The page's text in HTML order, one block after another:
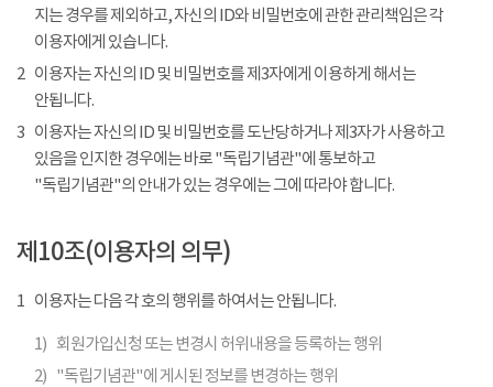
지는 경우를 제외하고, 자신의 ID와 비밀번호에 관한 관리책임은 각
이용자에게 있습니다.
2 이용자는 자신의 ID 및 비밀번호를 제3자에게 이용하게 해서는
안됩니다.
3 이용자는 자신의 ID 및 비밀번호를 도난당하거나 제3자가 사용하고
있음을 인지한 경우에는 바로 "독립기념관"에 통보하고
"독립기념관"의 안내가 있는 경우에는 그에 따라야 합니다.
제10조(이용자의 의무)
1 이용자는 다음 각 호의 행위를 하여서는 안됩니다.
1) 회원가입신청 또는 변경시 허위내용을 등록하는 행위
2) "독립기념관"에 게시된 정보를 변경하는 행위